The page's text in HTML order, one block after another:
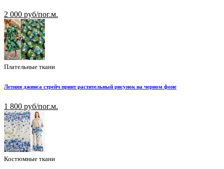
2 000 руб/пог.м.
Плательные ткани
Летняя джинса стрейч принт растительный рисунок на черном фоне
1 800 руб/пог.м.
Костюмные ткани